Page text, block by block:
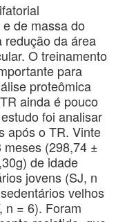
de massa do
redução da área
O treinamento
para
proteômica
ainda é pouco
foi analisar
após o TR. Vinte
(298,74 ±
de idade
jovens (SJ, n
velhos
n = 6). Foram